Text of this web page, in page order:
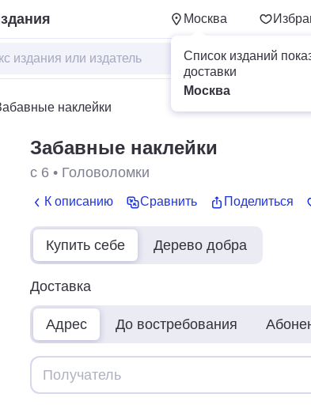
Москва
Список изданий
доставки
Москва
наклейки
Забавные наклейки
с 6 • Головоломки
К описанию Сравнить Поделиться
Купить себе Дерево добра
Доставка
Адрес До востребования